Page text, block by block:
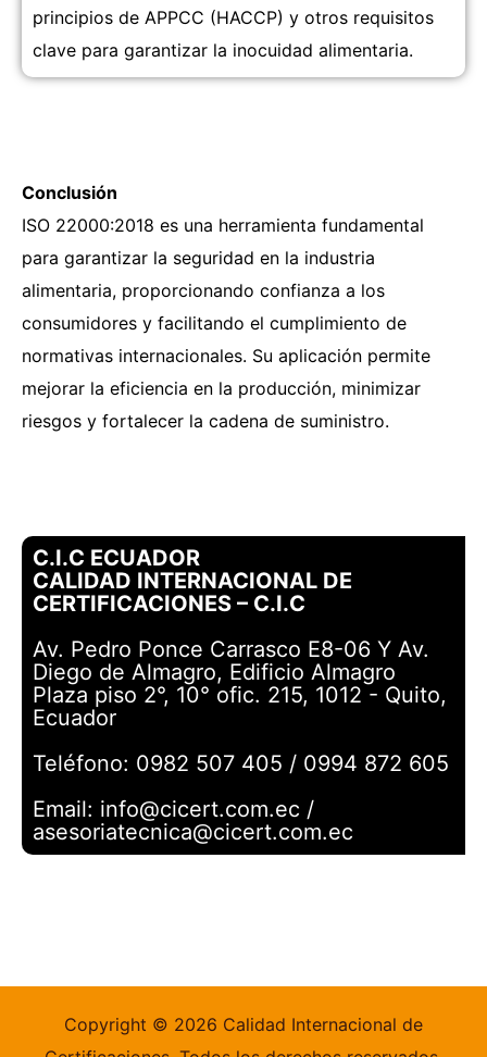
principios de APPCC (HACCP) y otros requisitos
clave para garantizar la inocuidad alimentaria.
Conclusión
ISO 22000:2018 es una herramienta fundamental
para garantizar la seguridad en la industria
alimentaria, proporcionando confianza a los
consumidores y facilitando el cumplimiento de
normativas internacionales. Su aplicación permite
mejorar la eficiencia en la producción, minimizar
riesgos y fortalecer la cadena de suministro.
C.I.C ECUADOR
CALIDAD INTERNACIONAL DE
CERTIFICACIONES – C.I.C
Av. Pedro Ponce Carrasco E8-06 Y Av.
Diego de Almagro, Edificio Almagro
Plaza piso 2°, 10° ofic. 215, 1012 - Quito,
Ecuador
Teléfono: 0982 507 405 / 0994 872 605
Email: info@cicert.com.ec /
asesoriatecnica@cicert.com.ec
Copyright © 2026 Calidad Internacional de